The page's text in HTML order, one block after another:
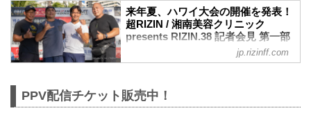
名称
超RIZIN / 湘南美容クリニック presents
RIZIN.38
日時
2022年9月25日（日）10:30開場 / 12:00開
憩を挟んで開始いたします。尚15:00開始
来年夏、ハワイ大会の開催を発表！
超RIZIN / 湘南美容クリニック
presents RIZIN.38 記者会見 第一部
- RIZIN FIGHTING FEDERATION
オフィシャルサイト
キビーチにて記者会見が行われた。会見
の第一部では、ハワイで今後行う様々な
jp.rizinff.com
PPV配信チケット販売中！